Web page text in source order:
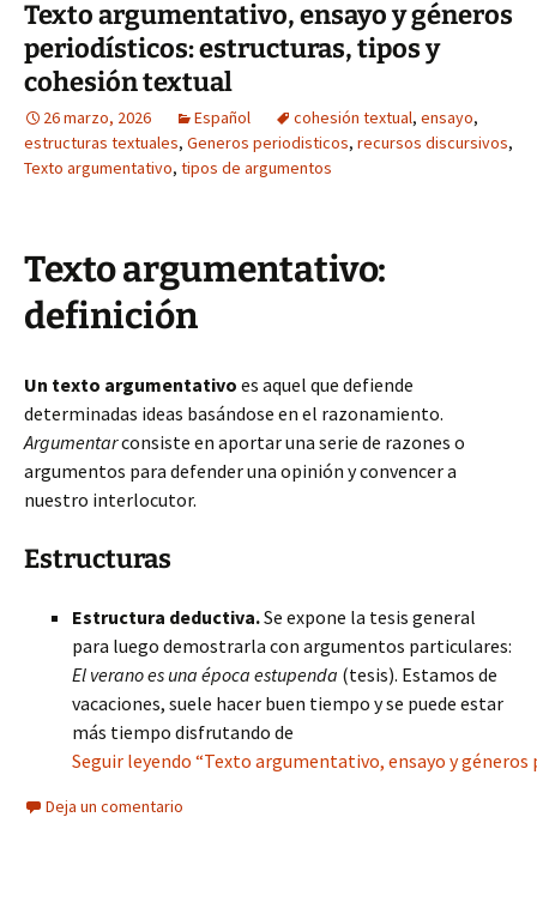
Texto argumentativo, ensayo y géneros
periodísticos: estructuras, tipos y
cohesión textual
26 marzo, 2026 Español cohesión textual, ensayo,
estructuras textuales, Generos periodisticos, recursos discursivos,
Texto argumentativo, tipos de argumentos
Texto argumentativo:
definición
Un texto argumentativo es aquel que defiende
determinadas ideas basándose en el razonamiento.
Argumentarconsiste en aportar una serie de razones o
argumentos para defender una opinión y convencer a
nuestro interlocutor.
Estructuras
Estructura deductiva.Se expone la tesis general
para luego demostrarla con argumentos particulares:
El verano es una época estupenda (tesis). Estamos de
vacaciones, suele hacer buen tiempo y se puede estar
más tiempo disfrutando de
Seguir leyendo “Texto argumentativo, ensayo y
Deja un comentario